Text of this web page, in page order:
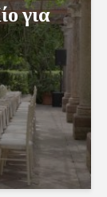
για